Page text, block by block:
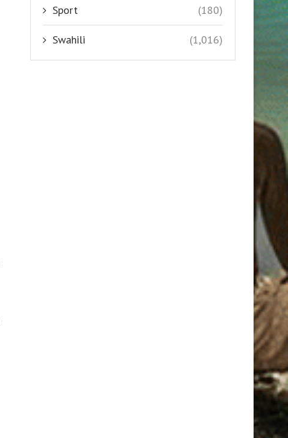
Sport (180)
Swahili (1,016)